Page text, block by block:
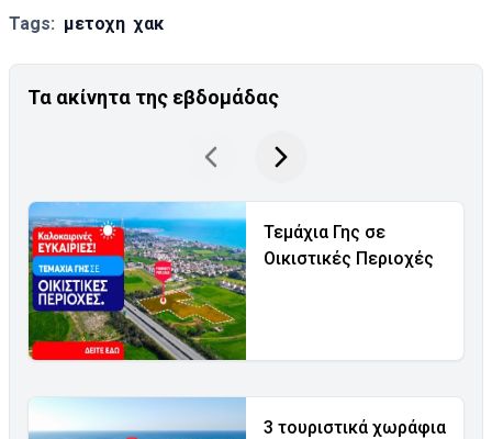
Tags: μετοχη χακ
Τα ακίνητα της εβδομάδας
Τεμάχια Γης σε
Οικιστικές Περιοχές
3 τουριστικά χωράφια